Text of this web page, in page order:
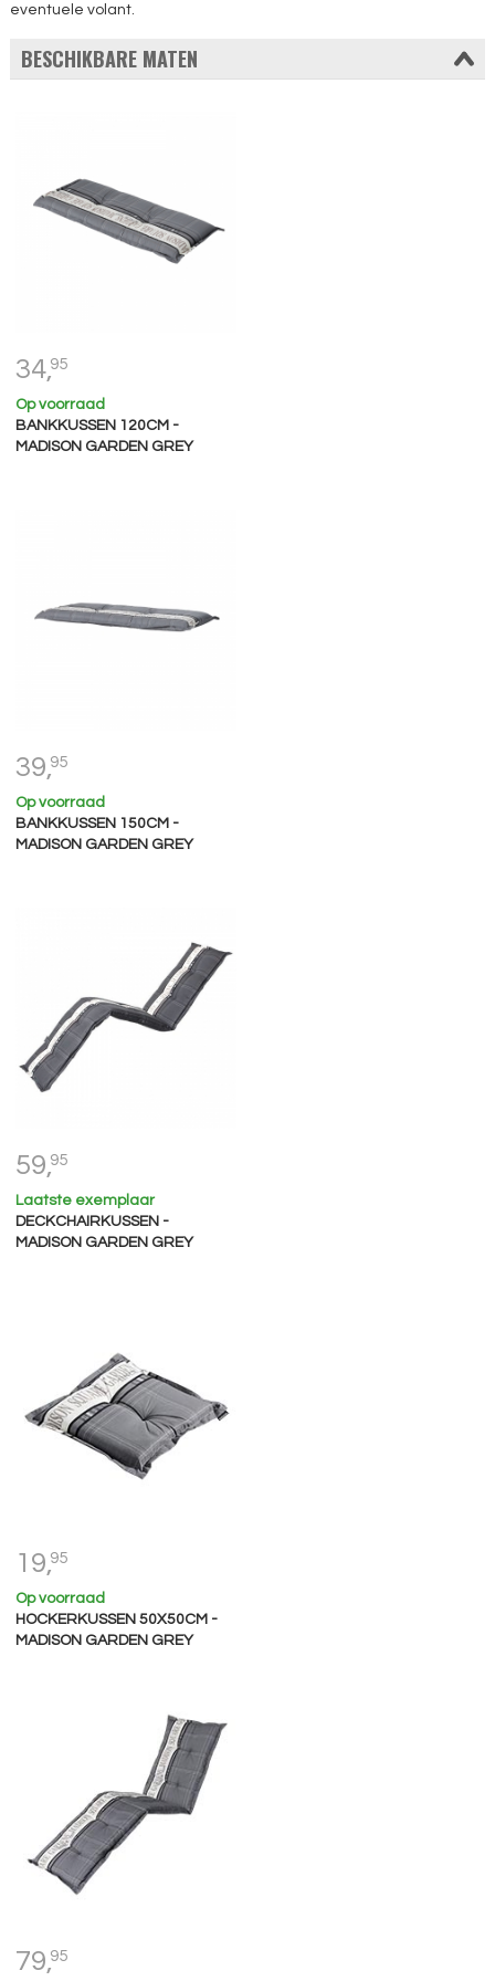
eventuele volant.
BESCHIKBARE MATEN
34,95
Op voorraad
BANKKUSSEN 120CM -
MADISON GARDEN GREY
39,95
Op voorraad
BANKKUSSEN 150CM -
MADISON GARDEN GREY
59,95
Laatste exemplaar
DECKCHAIRKUSSEN -
MADISON GARDEN GREY
19,95
Op voorraad
HOCKERKUSSEN 50X50CM -
MADISON GARDEN GREY
79,95